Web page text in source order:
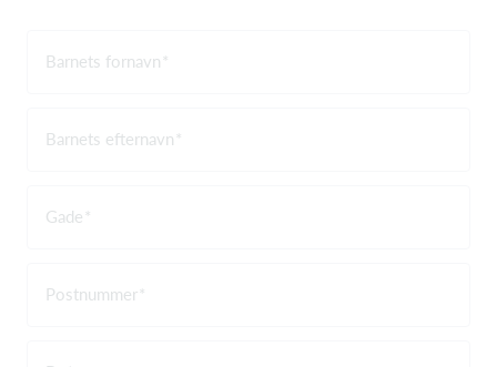
Barnets fornavn
Barnets efternavn
Gade
Postnummer